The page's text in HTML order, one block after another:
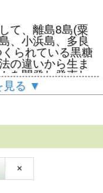
て、離島8島(粟
、小浜島、多良
られている黒糖
の違いから生ま
を開発し発売し
、島ごとに個性
丁寧に向き合
なラムの原酒を
力が詰まったブ
のさとうきびジ
かで清涼感のあ
見る ▼
×